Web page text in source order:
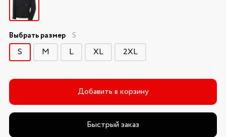
Выбрать размер S
S M L XL 2XL
Добавить в корзину
Быстрый заказ